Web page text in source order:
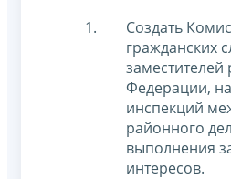
Создать
гражданских
Федерации,
инспекций
районного
выполнения
интересов.